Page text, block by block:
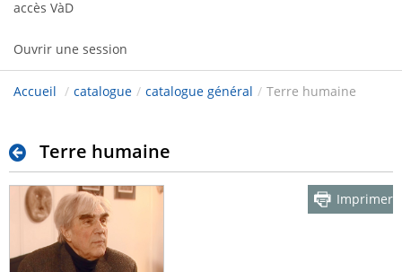
accès VàD
Ouvrir une session
Accueil / catalogue / catalogue général / Terre humaine
Terre humaine
Imprimer